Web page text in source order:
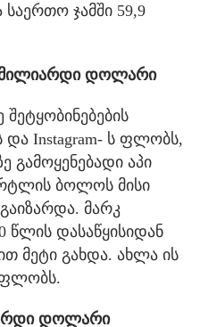
ჯამში 59,9
მილიარდი დოლარი
Instagram- ს ფლობს,
გამოყენებადი აპი
ბოლოს მისი
მარკ
წლის დასაწყისიდან
მეტი გახდა. ახლა ის
დოლარი